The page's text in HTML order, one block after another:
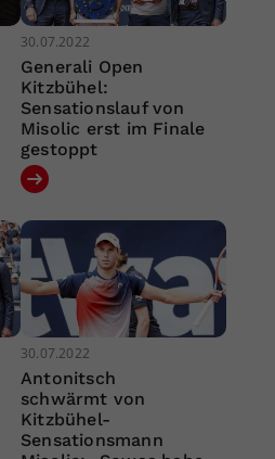
30.07.2022
Generali Open
Kitzbühel:
Sensationslauf von
Misolic erst im Finale
gestoppt
30.07.2022
Antonitsch
schwärmt von
Kitzbühel-
Sensationsmann